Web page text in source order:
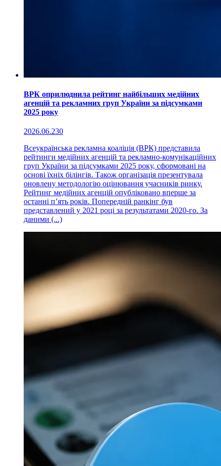
ВРК оприлюднила рейтинг найбільших медійних
агенцій та рекламних груп України за підсумками
2025 року
2026.06.230
Всеукраїнська рекламна коаліція (ВРК) представила
рейтинги медійних агенцій та рекламно-комунікаційних
груп України за підсумками 2025 року, сформовані на
основі їхніх білінгів. Також організація презентувала
оновлену методологію оцінювання учасників ринку.
Рейтинг медійних агенцій опубліковано вперше за
останні п’ять років. Попередній ранкінг був
представлений у 2021 році за результатами 2020-го. За
даними (...)